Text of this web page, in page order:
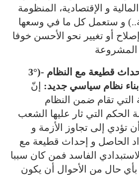
و الإقتصادية، المنظومة
و ستعمل كل ما في وسعها
أو تغيير نحو الأحسن خوفا
3°)- الطريق الضامن لإحداث قطيعة مع النظام
بناء نظام سياسي جديد: إنّ
التي تقام ضمن النظام
الحكم التي ثار عليها الشعب
تؤدي إلى تجاوز الأزمة و
الحاصل و إحداث قطيعة مع
الفاسد فمن كان سببا
بأي حال من الأحوال أن يكون